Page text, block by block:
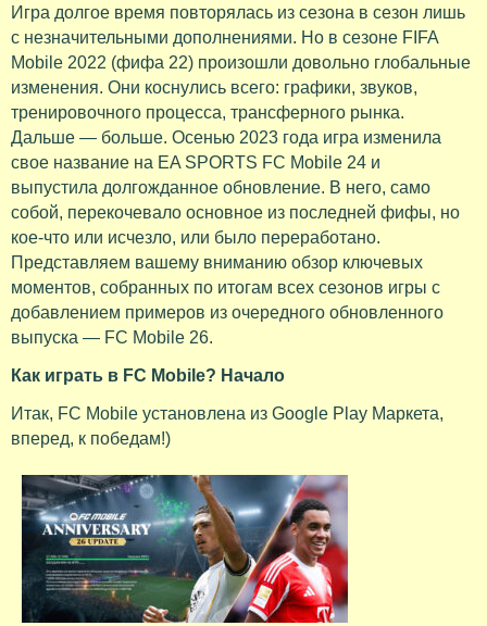
Игра долгое время повторялась из сезона в сезон лишь
с незначительными дополнениями. Но в сезоне FIFA
Mobile 2022 (фифа 22) произошли довольно глобальные
изменения. Они коснулись всего: графики, звуков,
тренировочного процесса, трансферного рынка.
Дальше — больше. Осенью 2023 года игра изменила
свое название на EA SPORTS FC Mobile 24 и
выпустила долгожданное обновление. В него, само
собой, перекочевало основное из последней фифы, но
кое-что или исчезло, или было переработано.
Представляем вашему вниманию обзор ключевых
моментов, собранных по итогам всех сезонов игры с
добавлением примеров из очередного обновленного
выпуска — FC Mobile 26.
Как играть в FC Mobile? Начало
Итак, FC Mobile установлена из Google Play Маркета,
вперед, к победам!)